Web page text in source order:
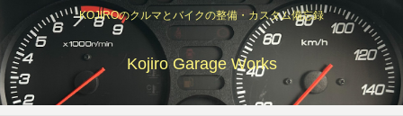
KOJIROのクルマとバイクの整備・カスタム備忘録
Kojiro Garage Works